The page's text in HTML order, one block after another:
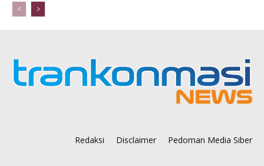
Redaksi Disclaimer Pedoman Media Siber